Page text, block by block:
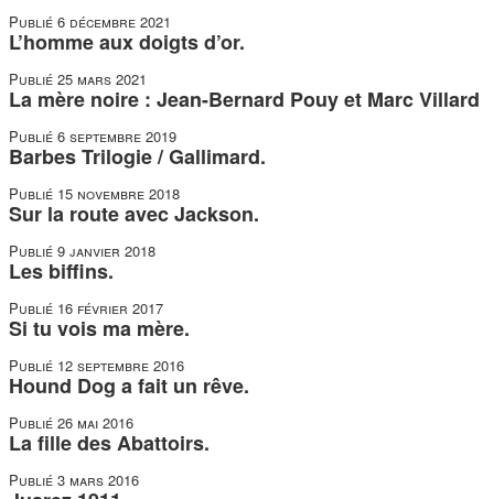
Publié 6 décembre 2021
L’homme aux doigts d’or.
Publié 25 mars 2021
La mère noire : Jean-Bernard Pouy et Marc Villard
Publié 6 septembre 2019
Barbes Trilogie / Gallimard.
Publié 15 novembre 2018
Sur la route avec Jackson.
Publié 9 janvier 2018
Les biffins.
Publié 16 février 2017
Si tu vois ma mère.
Publié 12 septembre 2016
Hound Dog a fait un rêve.
Publié 26 mai 2016
La fille des Abattoirs.
Publié 3 mars 2016